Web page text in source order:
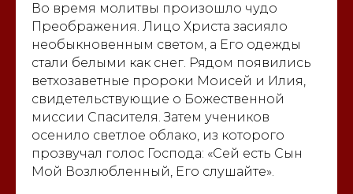
Во время молитвы произошло чудо
Преображения. Лицо Христа засияло
необыкновенным светом, а Его одежды
стали белыми как снег. Рядом появились
ветхозаветные пророки Моисей и Илия,
свидетельствующие о Божественной
миссии Спасителя. Затем учеников
осенило светлое облако, из которого
прозвучал голос Господа: «Сей есть Сын
Мой Возлюбленный, Его слушайте».